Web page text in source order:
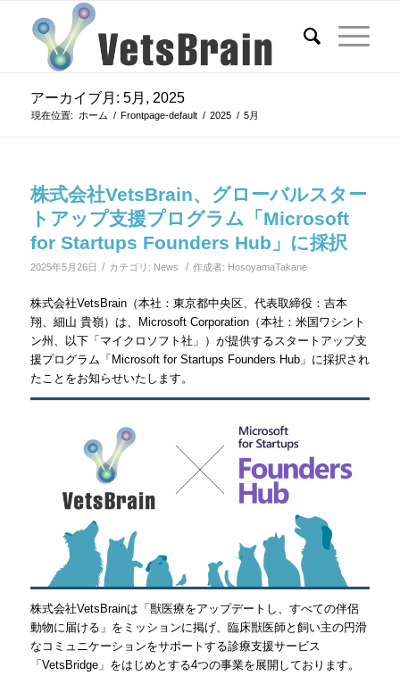
アーカイブ月: 5月, 2025
現在位置: ホーム / Frontpage-default / 2025 / 5月
株式会社VetsBrain、グローバルスター
トアップ支援プログラム「Microsoft
for Startups Founders Hub」に採択
2025年5月26日 / カテゴリ: News / 作成者: HosoyamaTakane
株式会社VetsBrain（本社：東京都中央区、代表取締役：吉本
翔、細山 貴嶺）は、Microsoft Corporation（本社：米国ワシント
ン州、以下「マイクロソフト社」）が提供するスタートアップ支
援プログラム「Microsoft for Startups Founders Hub」に採択され
たことをお知らせいたします。
株式会社VetsBrainは「獣医療をアップデートし、すべての伴侶
動物に届ける」をミッションに掲げ、臨床獣医師と飼い主の円滑
なコミュニケーションをサポートする診療支援サービス
「VetsBridge」をはじめとする4つの事業を展開しております。​